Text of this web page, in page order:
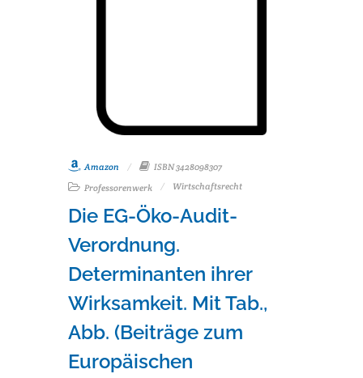
Amazon
ISBN 3428098307
Professorenwerk
Wirtschaftsrecht
Die EG-Öko-Audit-
Verordnung.
Determinanten ihrer
Wirksamkeit. Mit Tab.,
Abb. (Beiträge zum
Europäischen